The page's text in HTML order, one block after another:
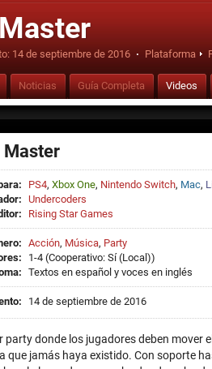
14 de septiembre de 2016 · Plataforma
Noticias Guía Completa Videos
Master
PS4, Xbox One, Nintendo Switch, Mac,
Undercoders
Rising Star Games
Acción, Música, Party
1-4 (Cooperativo: Sí (Local))
Textos en español y voces en inglés
14 de septiembre de 2016
donde los jugadores deben mover
que jamás haya existido. Con soporte